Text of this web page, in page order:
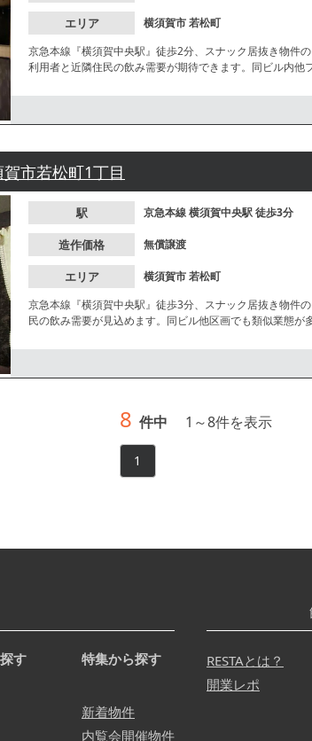
エリア 横須賀市若松町
京急本線『横須賀中央駅』徒歩2分、スナック居抜き物件
利用者と近隣住民の飲み需要が期待できます。同ビル内
市若松町1丁目
駅 京急本線横須賀中央駅徒歩3分
造作価格 無償譲渡
エリア 横須賀市若松町
京急本線『横須賀中央駅』徒歩3分、スナック居抜き物件
民の飲み需要が見込めます。同ビル他区画でも類似業態が
8 件中 1 ～8件を表示
1
す 特集から探す
新着物件
内覧会開催物件
RESTAとは？
開業レポ